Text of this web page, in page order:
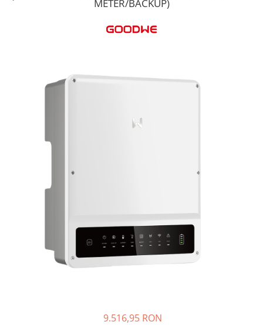
Cabluri semnalizare si control
Conductori rigizi cupru
METER/BACKUP)
9.516,95 RON